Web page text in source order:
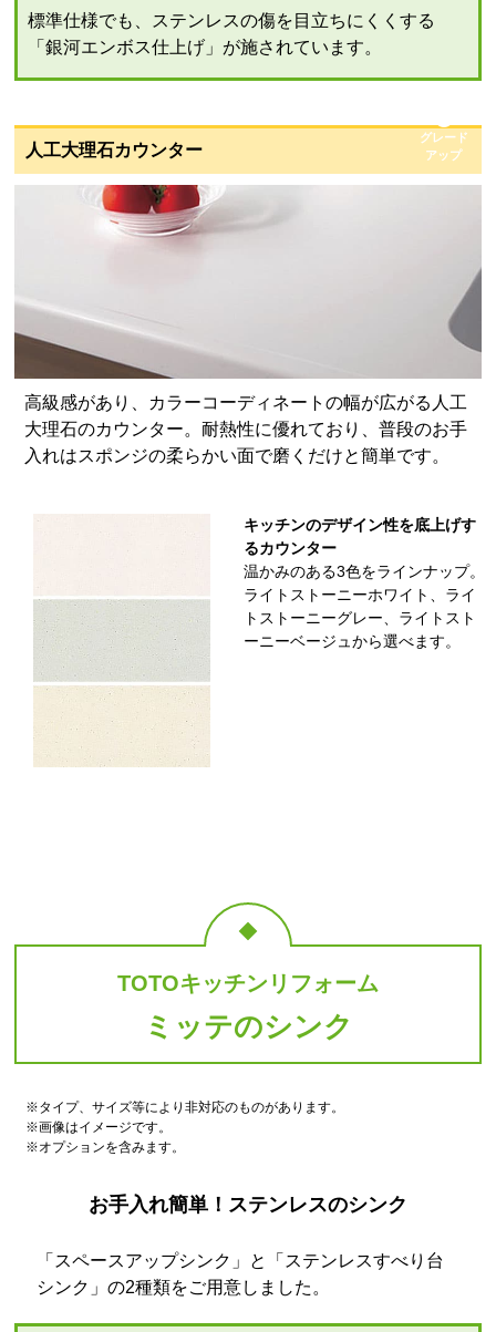
標準仕様でも、ステンレスの傷を目立ちにくくする
「銀河エンボス仕上げ」が施されています。
人工大理石カウンター
グレード
アップ
高級感があり、カラーコーディネートの幅が広がる人工
大理石のカウンター。耐熱性に優れており、普段のお手
入れはスポンジの柔らかい面で磨くだけと簡単です。
キッチンのデザイン性を底上げす
るカウンター
温かみのある3色をラインナップ。
ライトストーニーホワイト、ライ
トストーニーグレー、ライトスト
ーニーベージュから選べます。
TOTOキッチンリフォーム
ミッテのシンク
※タイプ、サイズ等により非対応のものがあります。
※画像はイメージです。
※オプションを含みます。
お手入れ簡単！ステンレスのシンク
「スペースアップシンク」と「ステンレスすべり台
シンク」の2種類をご用意しました。